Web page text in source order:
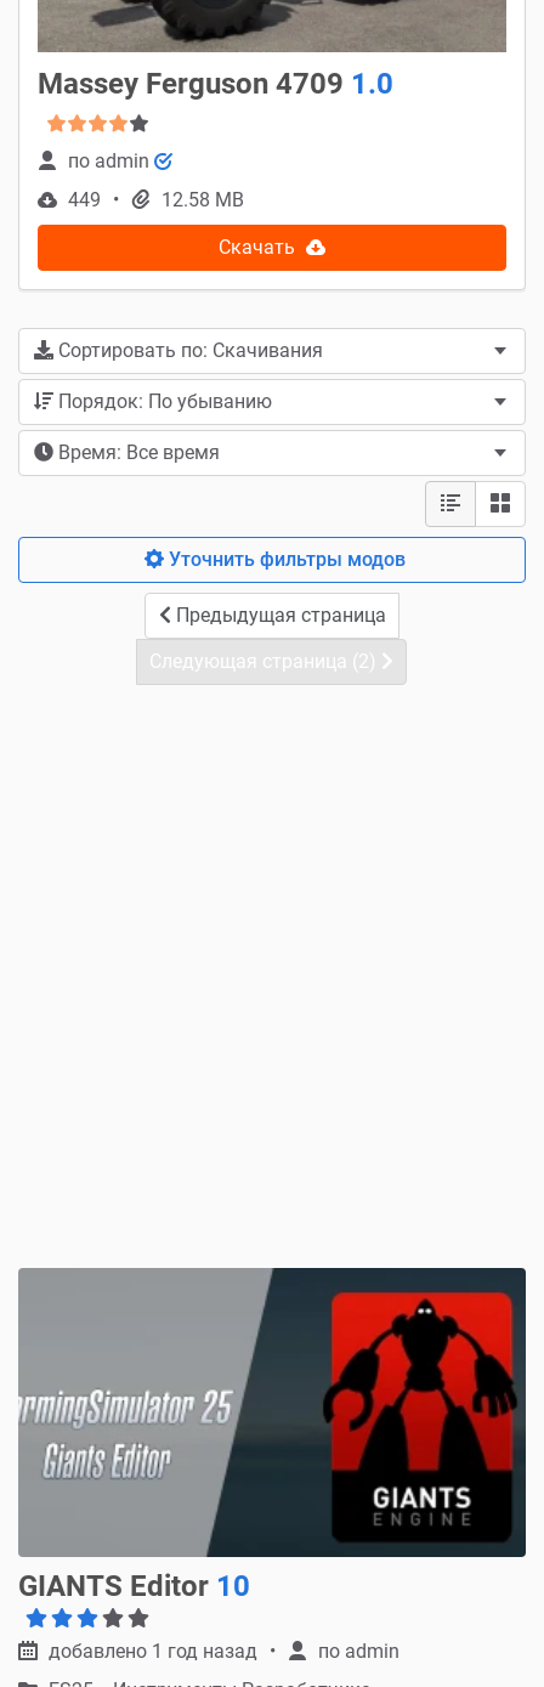
Massey Ferguson 4709 1.0
по admin
449
12.58 MB
Скачать
Сортировать по: Скачивания
Порядок: По убыванию
Время: Все время
Уточнить фильтры модов
Предыдущая страница
Следующая страница (2)
GIANTS Editor 10
добавлено 1 год назад по admin